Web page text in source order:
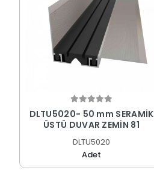
DLTU5020- 50 mm SERAMİK
ÜSTÜ DUVAR ZEMİN 81
DLTU5020
Adet